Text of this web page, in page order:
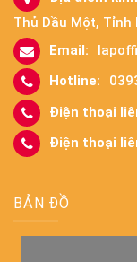
Thủ Dầu Một, Tỉnh
Email:
Hotline:
Điện thoại
Điện thoại
BẢN ĐỒ